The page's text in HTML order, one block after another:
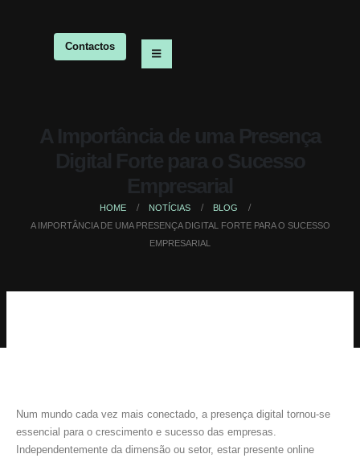
Contactos
A Importância de uma Presença
Digital Forte para o Sucesso
Empresarial
HOME NOTÍCIAS
BLOG
A IMPORTÂNCIA DE UMA PRESENÇA DIGITAL FORTE PARA O SUCESSO
EMPRESARIAL
Num mundo cada vez mais conectado, a presença digital tornou-se
essencial para o crescimento e sucesso das empresas.
Independentemente da dimensão ou setor, estar presente online